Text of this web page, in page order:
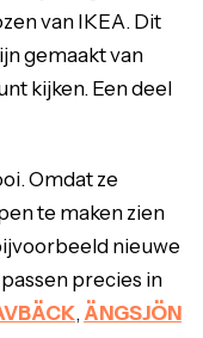
van IKEA. Dit
gemaakt van
kijken. Een deel
Omdat ze
te maken zien
nieuwe
precies in
, ÄNGSJÖN